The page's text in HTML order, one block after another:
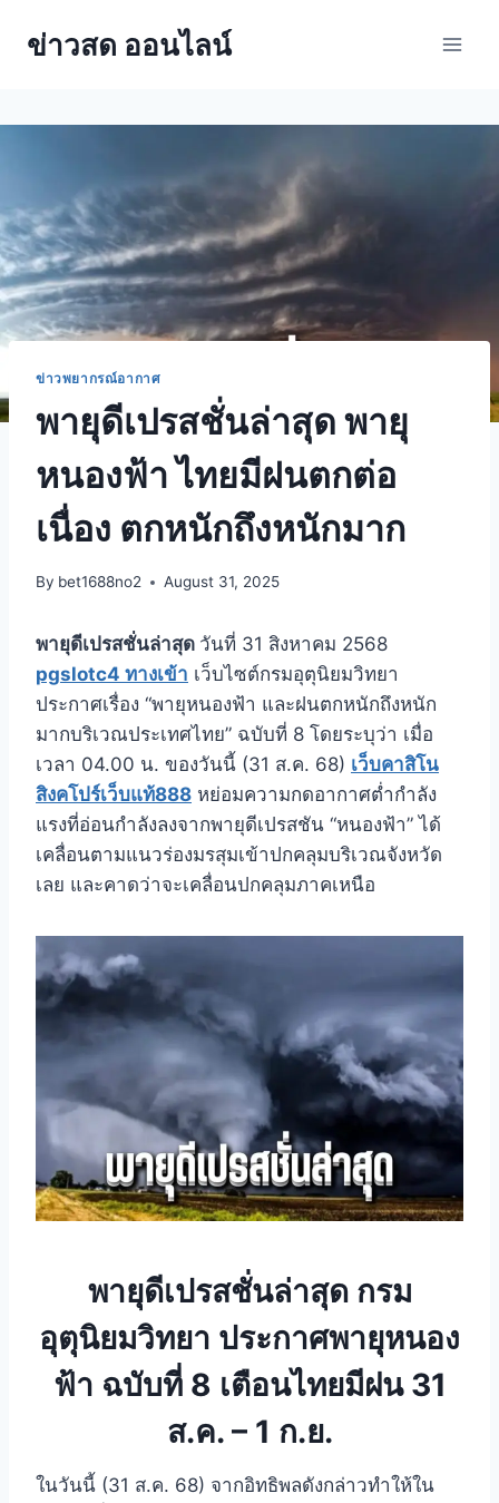
ข่าวสด ออนไลน์
ข่าวพยากรณ์อากาศ
พายุดีเปรสชั่นล่าสุด พายุ
หนองฟ้า ไทยมีฝนตกต่อ
เนื่อง ตกหนักถึงหนักมาก
By bet1688no2 August 31, 2025
พายุดีเปรสชั่นล่าสุด วันที่ 31 สิงหาคม 2568
pgslotc4 ทางเข้า เว็บไซต์กรมอุตุนิยมวิทยา
ประกาศเรื่อง “พายุหนองฟ้า และฝนตกหนักถึงหนัก
มากบริเวณประเทศไทย” ฉบับที่ 8 โดยระบุว่า เมื่อ
เวลา 04.00 น. ของวันนี้ (31 ส.ค. 68) เว็บคาสิโน
สิงคโปร์เว็บแท้888 หย่อมความกดอากาศต่ำกำลัง
แรงที่อ่อนกำลังลงจากพายุดีเปรสชัน “หนองฟ้า” ได้
เคลื่อนตามแนวร่องมรสุมเข้าปกคลุมบริเวณจังหวัด
เลย และคาดว่าจะเคลื่อนปกคลุมภาคเหนือ
พายุดีเปรสชั่นล่าสุด กรม
อุตุนิยมวิทยา ประกาศพายุหนอง
ฟ้า ฉบับที่ 8 เตือนไทยมีฝน 31
ส.ค. – 1 ก.ย.
ในวันนี้ (31 ส.ค. 68) จากอิทธิพลดังกล่าวทำให้ใน